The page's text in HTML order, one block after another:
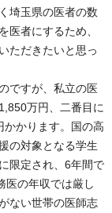
埼玉県の医者の数
医者にするため、
ただきたいと思っ
ですが、私立の医
万円、二番目に
かります。国の高
の対象となる学生
限定され、6年間で
医の年収では厳し
ない世帯の医師志